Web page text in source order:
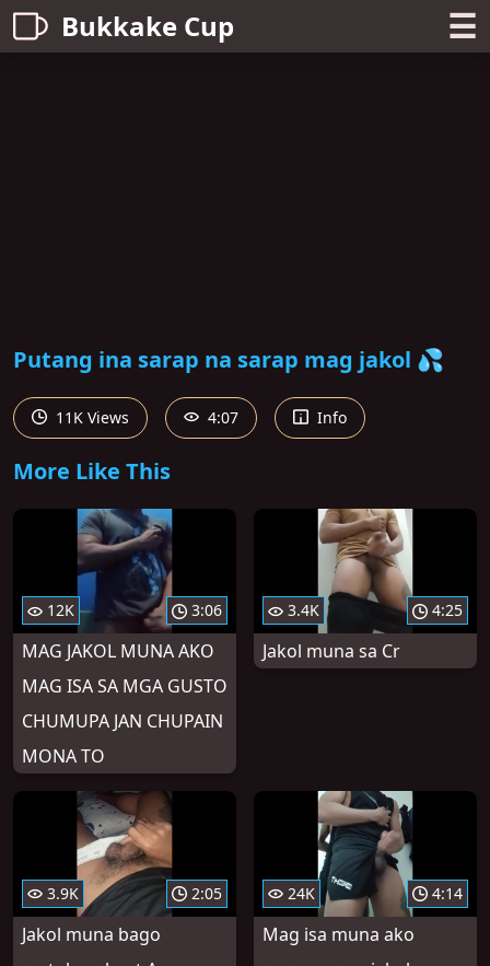
Bukkake Cup ☰
Putang ina sarap na sarap mag jakol 💦
11K Views 4:07 Info
More Like This
12K 3:06
MAG JAKOL MUNA AKO
MAG ISA SA MGA GUSTO
CHUMUPA JAN CHUPAIN
MONA TO
3.4K 4:25
Jakol muna sa Cr
3.9K 2:05
Jakol muna bago
24K 4:14
Mag isa muna ako